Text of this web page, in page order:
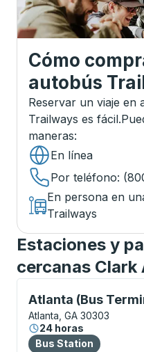
Cómo
autobús
Reservar un viaje en
Trailways es fácil.
maneras:
En línea
Por teléfono:
En persona en
Trailways
Estaciones y
cercanas
Atlanta (Bus
Bus Station, utilice
Atlanta, GA 30303
24 horas
Bus Station
Bus Station